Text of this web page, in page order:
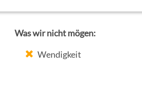
Was wir nicht mögen:
Wendigkeit